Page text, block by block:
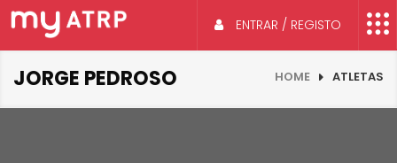
ENTRAR / REGISTO
JORGE PEDROSO HOME ATLETAS